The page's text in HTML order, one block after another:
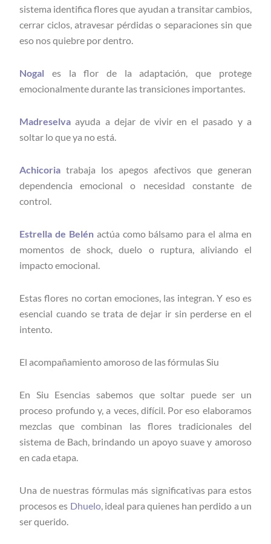
sistema identifica flores que ayudan a transitar cambios,
cerrar ciclos, atravesar pérdidas o separaciones sin que
eso nos quiebre por dentro.
Nogal es la flor de la adaptación, que protege
emocionalmente durante las transiciones importantes.
Madreselva ayuda a dejar de vivir en el pasado y a
soltar lo que ya no está.
Achicoria trabaja los apegos afectivos que generan
dependencia emocional o necesidad constante de
control.
Estrella de Belénactúa como bálsamo para el alma en
momentos de shock, duelo o ruptura, aliviando el
impacto emocional.
Estas flores no cortan emociones, las integran. Y eso es
esencial cuando se trata de dejar ir sin perderse en el
intento.
El acompañamiento amoroso de las fórmulas Siu
En Siu Esencias sabemos que soltar puede ser un
proceso profundo y, a veces, difícil. Por eso elaboramos
mezclas que combinan las flores tradicionales del
sistema de Bach, brindando un apoyo suave y amoroso
en cada etapa.
Una de nuestras fórmulas más significativas para estos
procesos es Dhuelo, ideal para quienes han perdido a un
ser querido.